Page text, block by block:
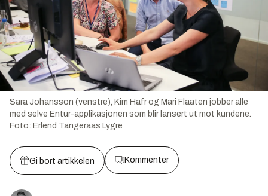
Sara Johansson (venstre), Kim Hafr og Mari Flaaten jobber alle
med selve Entur-applikasjonen som blir lansert ut mot kundene.
Foto: Erlend Tangeraas Lygre
Gi bort artikkelen Kommenter